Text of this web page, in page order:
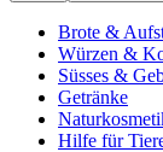
Brote &
Würzen &
Süsses &
Getränke
Hilfe für